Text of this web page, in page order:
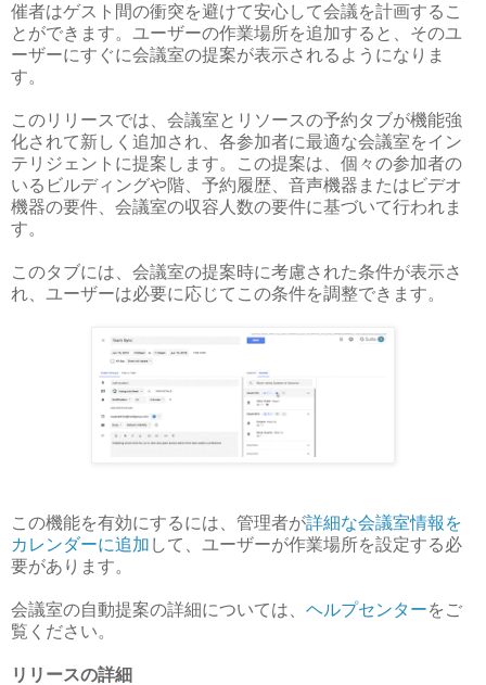
催者はゲスト間の衝突を避けて安心して会議を計画するこ
とができます。ユーザーの作業場所を追加すると、そのユ
ーザーにすぐに会議室の提案が表示されるようになりま
す。
このリリースでは、会議室とリソースの予約タブが機能強
化されて新しく追加され、各参加者に最適な会議室をイン
テリジェントに提案します。この提案は、個々の参加者の
いるビルディングや階、予約履歴、音声機器またはビデオ
機器の要件、会議室の収容人数の要件に基づいて行われま
す。
このタブには、会議室の提案時に考慮された条件が表示さ
れ、ユーザーは必要に応じてこの条件を調整できます。
この機能を有効にするには、管理者が詳細な会議室情報を
カレンダーに追加 して、ユーザーが作業場所を設定する必
要があります。
会議室の自動提案の詳細については、 ヘルプセンターをご
覧ください。
リリースの詳細